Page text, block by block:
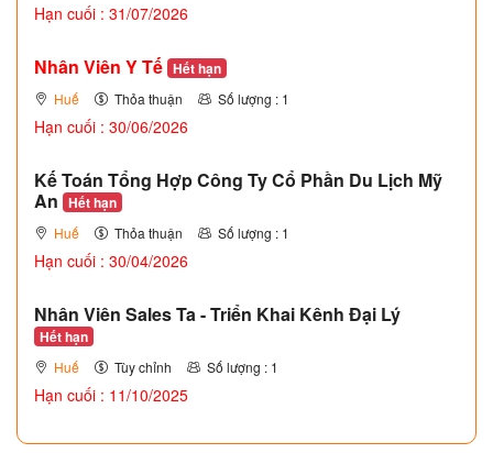
Hạn cuối : 31/07/2026
Nhân Viên Y Tế Hết hạn
Huế Thỏa thuận Số lượng : 1
Hạn cuối : 30/06/2026
Kế Toán Tổng Hợp Công Ty Cổ Phần Du Lịch Mỹ
An Hết hạn
Huế Thỏa thuận Số lượng : 1
Hạn cuối : 30/04/2026
Nhân Viên Sales Ta - Triển Khai Kênh Đại Lý
Hết hạn
Huế Tùy chỉnh Số lượng : 1
Hạn cuối : 11/10/2025